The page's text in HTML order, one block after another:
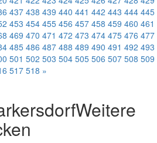
437 438 439 440 441 442 443 444 445
453 454 455 456 457 458 459 460 461
469 470 471 472 473 474 475 476 477
485 486 487 488 489 490 491 492 493
501 502 503 504 505 506 507 508 509
517 518 »
Weitere